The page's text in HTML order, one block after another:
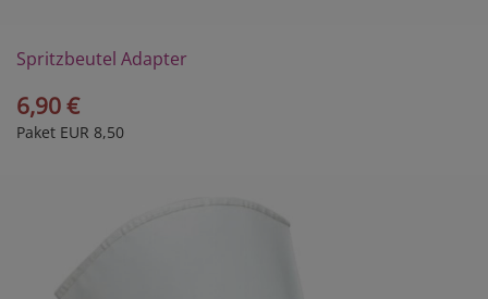
Spritzbeutel Adapter
6,90 €
Paket EUR 8,50